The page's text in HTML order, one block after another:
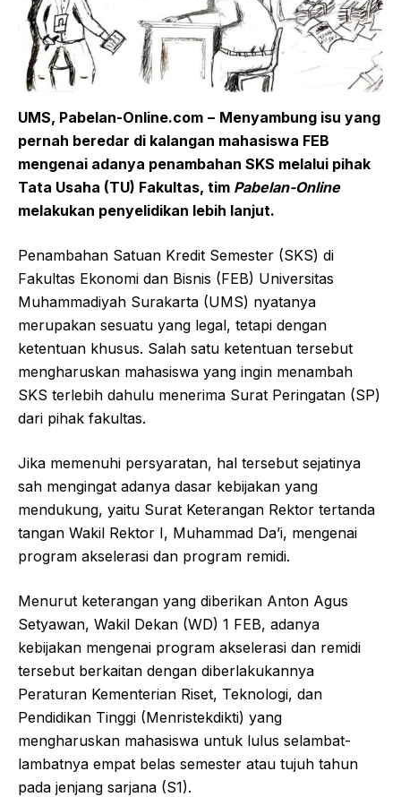
UMS, Pabelan-Online.com – Menyambung isu yang
pernah beredar di kalangan mahasiswa FEB
mengenai adanya penambahan SKS melalui pihak
Tata Usaha (TU) Fakultas, tim Pabelan-Online
melakukan penyelidikan lebih lanjut.
Penambahan Satuan Kredit Semester (SKS) di
Fakultas Ekonomi dan Bisnis (FEB) Universitas
Muhammadiyah Surakarta (UMS) nyatanya
merupakan sesuatu yang legal, tetapi dengan
ketentuan khusus. Salah satu ketentuan tersebut
mengharuskan mahasiswa yang ingin menambah
SKS terlebih dahulu menerima Surat Peringatan (SP)
dari pihak fakultas.
Jika memenuhi persyaratan, hal tersebut sejatinya
sah mengingat adanya dasar kebijakan yang
mendukung, yaitu Surat Keterangan Rektor tertanda
tangan Wakil Rektor I, Muhammad Da’i, mengenai
program akselerasi dan program remidi.
Menurut keterangan yang diberikan Anton Agus
Setyawan, Wakil Dekan (WD) 1 FEB, adanya
kebijakan mengenai program akselerasi dan remidi
tersebut berkaitan dengan diberlakukannya
Peraturan Kementerian Riset, Teknologi, dan
Pendidikan Tinggi (Menristekdikti) yang
mengharuskan mahasiswa untuk lulus selambat-
lambatnya empat belas semester atau tujuh tahun
pada jenjang sarjana (S1).